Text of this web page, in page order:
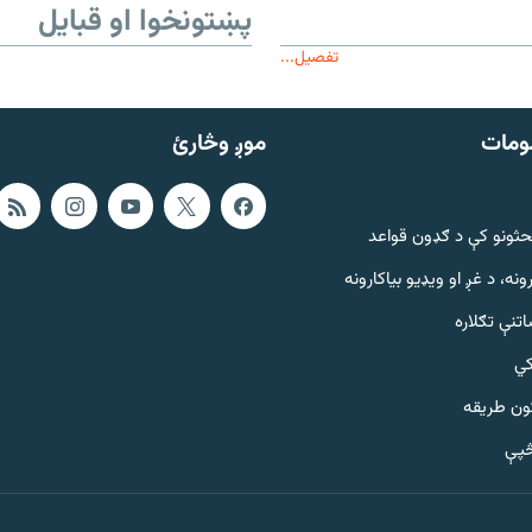
تفصیل...
پښتونخوا او قبایل
موږ وڅارئ
کې د ګډون قواعد
د غږ او ویډیو بیاکارونه
تګلاره
طریقه